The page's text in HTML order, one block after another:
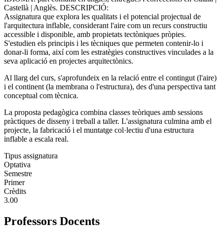
Castellà | Anglès. DESCRIPCIÓ:
Assignatura que explora les qualitats i el potencial projectual de
l'arquitectura inflable, considerant l'aire com un recurs constructiu
accessible i disponible, amb propietats tectòniques pròpies.
S'estudien els principis i les tècniques que permeten contenir-lo i
donar-li forma, així com les estratègies constructives vinculades a la
seva aplicació en projectes arquitectònics.
Al llarg del curs, s'aprofundeix en la relació entre el contingut (l'aire)
i el continent (la membrana o l'estructura), des d'una perspectiva tant
conceptual com tècnica.
La proposta pedagògica combina classes teòriques amb sessions
pràctiques de disseny i treball a taller. L'assignatura culmina amb el
projecte, la fabricació i el muntatge col·lectiu d'una estructura
inflable a escala real.
Tipus assignatura
Optativa
Semestre
Primer
Crèdits
3.00
Professors Docents